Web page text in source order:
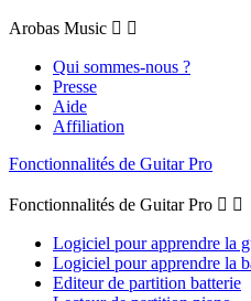
Arobas Music  
Qui sommes-nous ?
Presse
Aide
Affiliation
Fonctionnalités de Guitar Pro
Fonctionnalités de Guitar Pro  
Logiciel pour apprendre la
Logiciel pour apprendre la
Editeur de partition batterie